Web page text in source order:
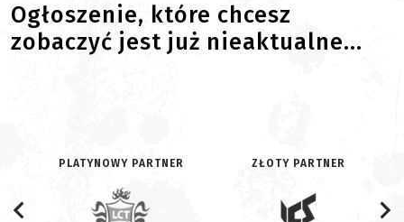
Ogłoszenie, które chcesz
zobaczyć jest już nieaktualne...
PLATYNOWY PARTNER ZŁOTY PARTNER